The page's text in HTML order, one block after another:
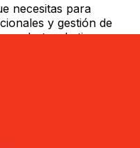
necesitas para
y gestión de
alertas de tipos y
comisiones ocultas.